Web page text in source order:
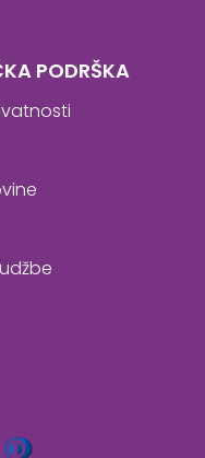
PODRŠKA